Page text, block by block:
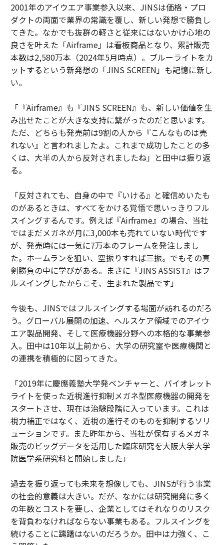
2001年のアイウエア事業参入以来、JINSは価格・プロ
ダクトの両面で業界の常識を覆し、新しい発想で勝負し
てきた。なかでも抜群の軽さと従来にはないかけ心地の
良さを叶えた「Airframe」は看板商品となり、累計販売
本数は2,580万本（2024年5月時点）。ブルーライトをカ
ットするという新発想の「JINS SCREEN」も記憶に新し
い。
「『Airframe』も『JINS SCREEN』も、新しい価値を生
み出せたことが大きな支持に繋がったのだと思います。
ただ、どちらも発売前は9割の人から『こんなものは売
れない』と言われましたよ。これまで成功したことの多
くは、大半の人から反対されましたね」と田中は振り返
る。
「反対されても、自身の中で『いける』と確信めいたも
のがあるときは、すべてをかける覚悟で思いっきりフル
スイングするんです。例えば『Airframe』の場合、当社
ではまだメガネが月に3,000本も売れていない時代です
が、発売時には一気に7万本のフレームを発注しまし
た。ホームランを狙い、空振りすれば三振。でもその真
剣勝負の中に学びがある。まさに『JINS ASSIST』はフ
ルスイングしたからこそ、生まれた製品です」
今後も、JINSではフルスイングする場面が訪れるのだろ
う。グローバル展開の加速、ヘルスケア領域でのアイウ
エア製品開発、そして医療機器分野への本格的な事業参
入。田中は10年以上前から、大学の研究室や医療機関と
の連携を積極的に図ってきた。
「2019年に慶應義塾大学発ベンチャーと、バイオレット
ライトを使った近視進行抑制メガネ型医療機器の開発を
スタートさせ、現在は治験段階に入っています。これは
視力補正ではなく、近視の進行そのものを抑制するソリ
ューションです。また昨年から、当社が保有するメガネ
販売のビッグデータを活用した臨床研究を大阪大学大学
院医学系研究科と開始しました」
過去を振り返っても未来を想像しても、JINSが行う事業
の社会的意義は大きい。だが、なかには研究開発に多く
の年数とコストを要し、企業としてはそれなりのリスク
を背負わなければならない事業もある。フルスイングを
続けることに躊躇はないのだろうか。田中は力強く、こ